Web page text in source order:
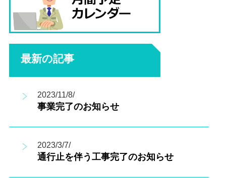
最新の記事
2023/11/8/
事業完了のお知らせ
2023/3/7/
通行止を伴う工事完了のお知らせ